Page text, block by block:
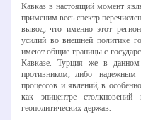
Кавказ в настоящий момент
применим весь спектр
вывод, что именно этот
усилий во внешней политике
имеют общие границы с
Кавказе. Турция же в данном
противником, либо надежным
процессов и явлений, в
как эпицентре
геополитических держав.